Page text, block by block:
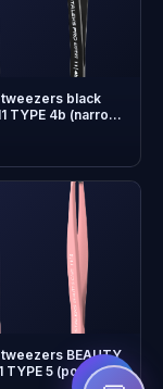
black
TYPE 4b (narrow
BEAUTY
TYPE 5 (point)